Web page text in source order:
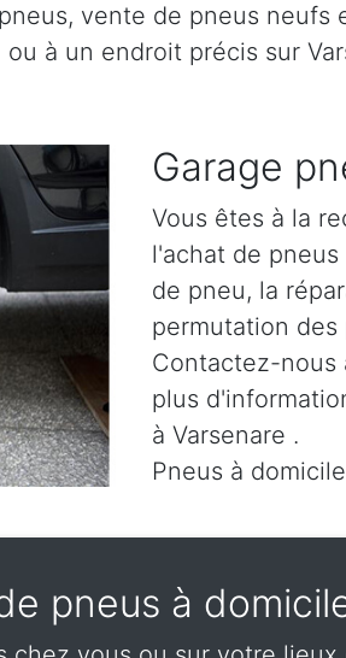
vente de pneus
à un endroit précis sur
Garage
Vous êtes à la
l'achat de
de pneu, la
permutation
Contactez-nous
plus
à Varsenare .
Pneus à
pneus à